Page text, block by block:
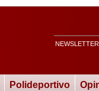
NEWSLETTER
Polideportivo